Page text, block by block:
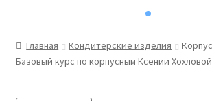
Главная Кондитерские изделия
Базовый курс по корпусным Ксении